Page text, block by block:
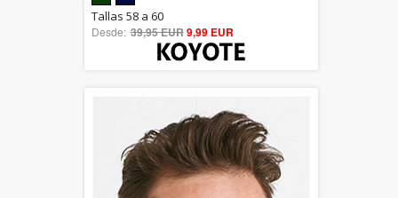
out of 5
Tallas 58 a 60
Desde: 39,95 EUR9,99 EUR